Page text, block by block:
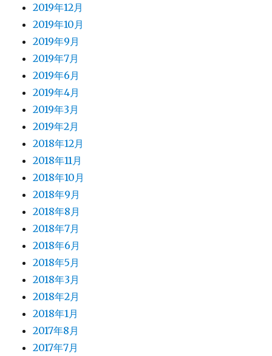
2019年12月
2019年10月
2019年9月
2019年7月
2019年6月
2019年4月
2019年3月
2019年2月
2018年12月
2018年11月
2018年10月
2018年9月
2018年8月
2018年7月
2018年6月
2018年5月
2018年3月
2018年2月
2018年1月
2017年8月
2017年7月